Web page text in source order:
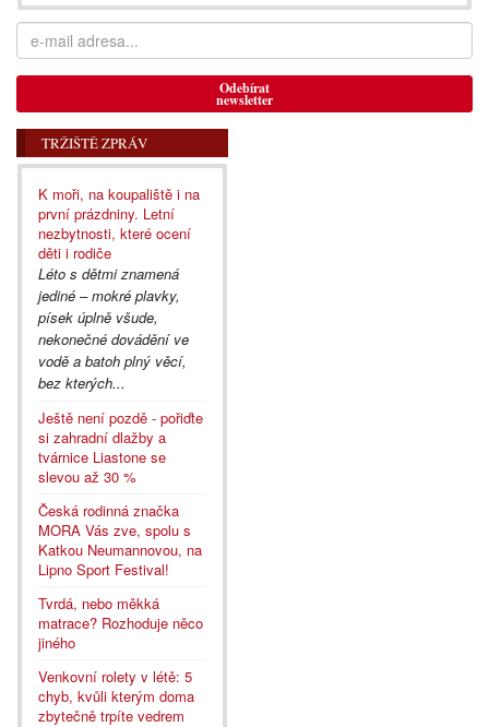
Odebírat
newsletter
TRŽIŠTĚ ZPRÁV
K moři, na koupaliště i na
první prázdniny. Letní
nezbytnosti, které ocení
děti i rodiče
Léto s dětmi znamená
jediné – mokré plavky,
písek úplně všude,
nekonečné dovádění ve
vodě a batoh plný věcí,
bez kterých...
Ještě není pozdě - pořiďte
si zahradní dlažby a
tvárnice Liastone se
slevou až 30 %
Česká rodinná značka
MORA Vás zve, spolu s
Katkou Neumannovou, na
Lipno Sport Festival!
Tvrdá, nebo měkká
matrace? Rozhoduje něco
jiného
Venkovní rolety v létě: 5
chyb, kvůli kterým doma
zbytečně trpíte vedrem